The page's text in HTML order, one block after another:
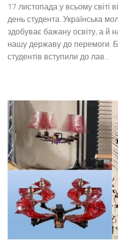
17 листопада у всьому світі
день студента. Українська
здобуває бажану освіту, а й
нашу державу до перемоги.
студентів вступили до лав...